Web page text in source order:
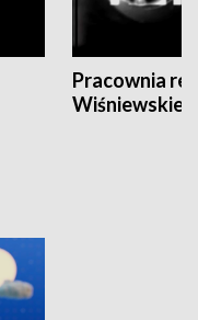
Pracownia